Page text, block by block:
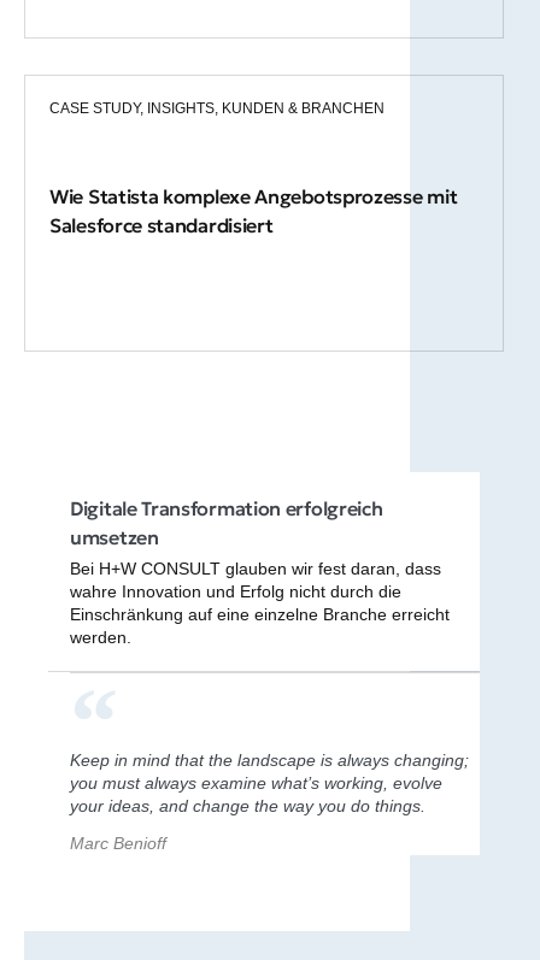
CASE STUDY, INSIGHTS KUNDEN & BRANCHEN
Wie Statista komplexe Angebotsprozesse mit
Salesforce standardisiert
Digitale Transformation erfolgreich
umsetzen
Bei H+W CONSULT glauben wir fest daran, dass
wahre Innovation und Erfolg nicht durch die
Einschränkung auf eine einzelne Branche erreicht
werden.
Keep in mind that the landscape is always changing;
you must always examine what’s working, evolve
your ideas, and change the way you do things.
Marc Benioff